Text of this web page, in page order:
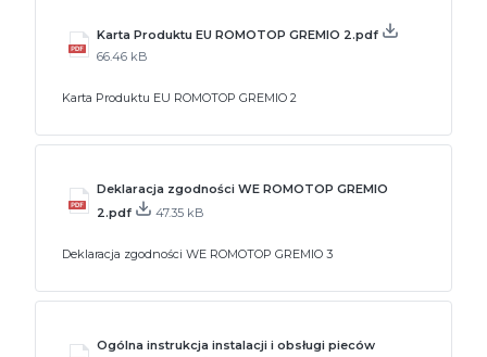
Karta Produktu EU ROMOTOP GREMIO 2.pdf
66.46 kB
Karta Produktu EU ROMOTOP GREMIO 2
Deklaracja zgodności WE ROMOTOP GREMIO
2.pdf
47.35 kB
Deklaracja zgodności WE ROMOTOP GREMIO 3
Ogólna instrukcja instalacji i obsługi pieców